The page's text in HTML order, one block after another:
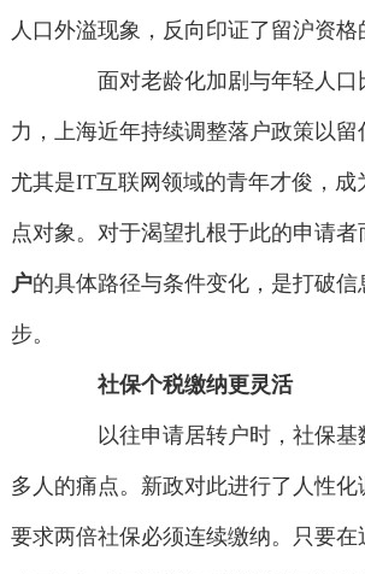
人口外溢现象，反向印证了留沪资格
面对老龄化加剧与年轻人口
力，上海近年持续调整落户政策以留
尤其是IT互联网领域的青年才俊，成
点对象。对于渴望扎根于此的申请者
户的具体路径与条件变化，是打破信
步。
社保个税缴纳更灵活
以往申请居转户时，社保基
多人的痛点。新政对此进行了人性化
要求两倍社保必须连续缴纳。只要